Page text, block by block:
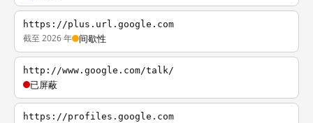
https://plus.url.google.com
截至 2026 年 间歇性
http://www.google.com/talk/
已屏蔽
https://profiles.google.com